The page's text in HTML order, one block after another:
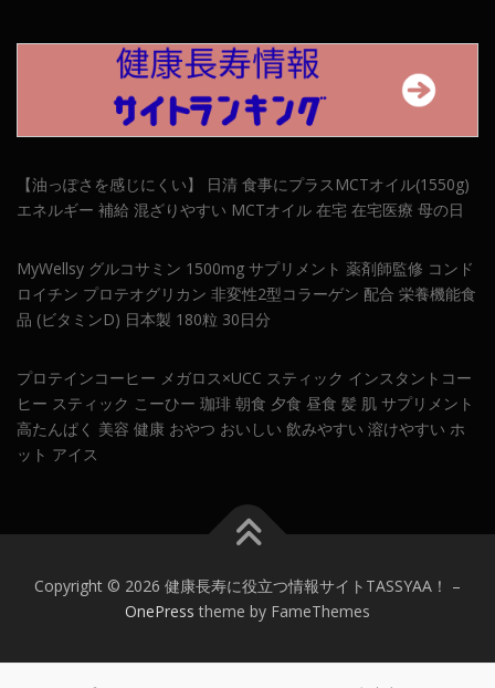
【油っぽさを感じにくい】 日清 食事にプラスMCTオイル(1550g)
エネルギー 補給 混ざりやすい MCTオイル 在宅 在宅医療 母の日
MyWellsy グルコサミン 1500mg サプリメント 薬剤師監修 コンド
ロイチン プロテオグリカン 非変性2型コラーゲン 配合 栄養機能食
品 (ビタミンD) 日本製 180粒 30日分
プロテインコーヒー メガロス×UCC スティック インスタントコー
ヒー スティック こーひー 珈琲 朝食 夕食 昼食 髪 肌 サプリメント
高たんぱく 美容 健康 おやつ おいしい 飲みやすい 溶けやすい ホ
ット アイス
Copyright © 2026 健康長寿に役立つ情報サイトTASSYAA！ –
OnePress theme by FameThemes